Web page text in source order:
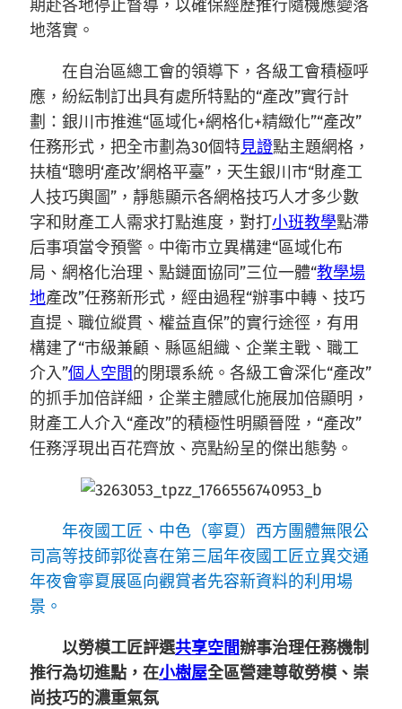
期赴各地停止督導，以確保經歷推行隨機應變落
地落實。
在自治區總工會的領導下，各級工會積極呼
應，紛紜制訂出具有處所特點的“產改”實行計
劃：銀川市推進“區域化+網格化+精緻化”“產改”
任務形式，把全市劃為30個特見證點主題網格，
扶植“聰明‘產改’網格平臺”，天生銀川市“財產工
人技巧輿圖”，靜態顯示各網格技巧人才多少數
字和財產工人需求打點進度，對打小班教學點滯
后事項當令預警。中衛市立異構建“區域化布
局、網格化治理、點鏈面協同”三位一體“教學場
地產改”任務新形式，經由過程“辦事中轉、技巧
直提、職位縱貫、權益直保”的實行途徑，有用
構建了“市級兼顧、縣區組織、企業主戰、職工
介入”個人空間的閉環系統。各級工會深化“產改”
的抓手加倍詳細，企業主體感化施展加倍顯明，
財產工人介入“產改”的積極性明顯晉陞，“產改”
任務浮現出百花齊放、亮點紛呈的傑出態勢。
年夜國工匠、中色（寧夏）西方團體無限公
司高等技師郭從喜在第三屆年夜國工匠立異交通
年夜會寧夏展區向觀賞者先容新資料的利用場
景。
以勞模工匠評選共享空間辦事治理任務機制
推行為切進點，在小樹屋全區營建尊敬勞模、崇
尚技巧的濃重氣氛